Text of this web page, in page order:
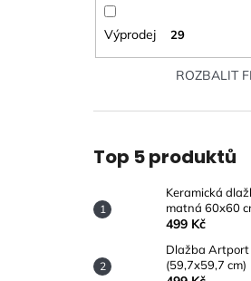
Výprodej 29
ROZBALIT
Top 5 produktů
Keramická
matná 60x60
499 Kč
Dlažba
(59,7x59,7 cm)